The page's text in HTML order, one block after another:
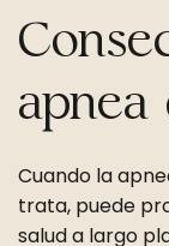
apnea
Cuando la
trata, puede
salud a largo